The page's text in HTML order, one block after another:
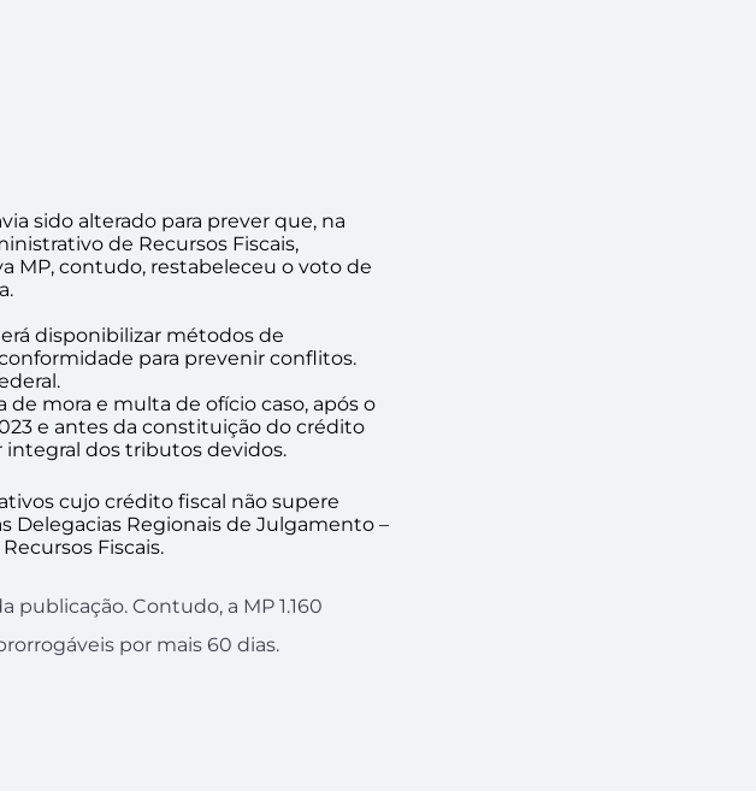
sido alterado para prever que, na
de Recursos Fiscais,
MP, contudo, restabeleceu o voto de
disponibilizar métodos de
para prevenir conflitos.
mora e multa de ofício caso, após o
e antes da constituição do crédito
integral dos tributos devidos.
cujo crédito fiscal não supere
Delegacias Regionais de Julgamento –
Fiscais.
Contudo, a MP 1.160
por mais 60 dias.